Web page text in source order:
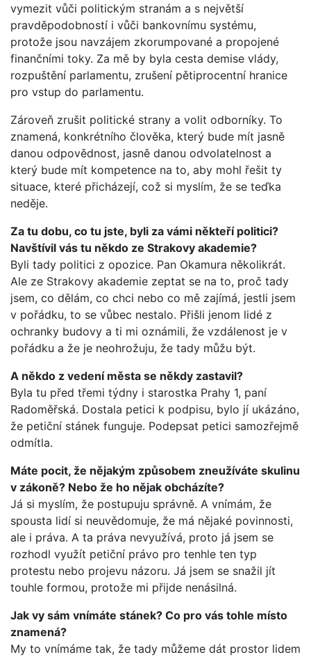
vymezit vůči politickým stranám a s největší
pravděpodobností i vůči bankovnímu systému,
protože jsou navzájem zkorumpované a propojené
finančními toky. Za mě by byla cesta demise vlády,
rozpuštění parlamentu, zrušení pětiprocentní hranice
pro vstup do parlamentu.
Zároveň zrušit politické strany a volit odborníky. To
znamená, konkrétního člověka, který bude mít jasně
danou odpovědnost, jasně danou odvolatelnost a
který bude mít kompetence na to, aby mohl řešit ty
situace, které přicházejí, což si myslím, že se teďka
neděje.
Za tu dobu, co tu jste, byli za vámi někteří politici?
Navštívil vás tu někdo ze Strakovy akademie?
Byli tady politici z opozice. Pan Okamura několikrát.
Ale ze Strakovy akademie zeptat se na to, proč tady
jsem, co dělám, co chci nebo co mě zajímá, jestli jsem
v pořádku, to se vůbec nestalo. Přišli jenom lidé z
ochranky budovy a ti mi oznámili, že vzdálenost je v
pořádku a že je neohrožuju, že tady můžu být.
A někdo z vedení města se někdy zastavil?
Byla tu před třemi týdny i starostka Prahy 1, paní
Radoměřská. Dostala petici k podpisu, bylo jí ukázáno,
že petiční stánek funguje. Podepsat petici samozřejmě
odmítla.
Máte pocit, že nějakým způsobem zneužíváte skulinu
v zákoně? Nebo že ho nějak obcházíte?
Já si myslím, že postupuju správně. A vnímám, že
spousta lidí si neuvědomuje, že má nějaké povinnosti,
ale i práva. A ta práva nevyužívá, proto já jsem se
rozhodl využít petiční právo pro tenhle ten typ
protestu nebo projevu názoru. Já jsem se snažil jít
touhle formou, protože mi přijde nenásilná.
Jak vy sám vnímáte stánek? Co pro vás tohle místo
znamená?
My to vnímáme tak, že tady můžeme dát prostor lidem